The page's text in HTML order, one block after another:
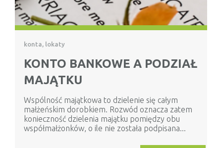
konta, lokaty
KONTO BANKOWE A PODZIAŁ
MAJĄTKU
Wspólność majątkowa to dzielenie się całym
małżeńskim dorobkiem. Rozwód oznacza zatem
konieczność dzielenia majątku pomiędzy obu
współmałżonków, o ile nie została podpisana...